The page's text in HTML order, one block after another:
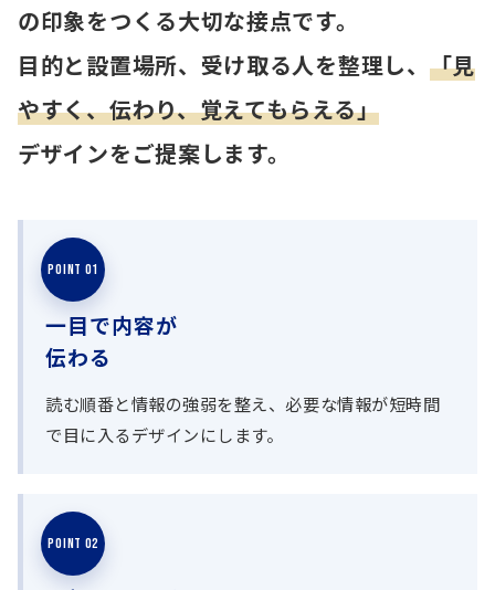
の印象をつくる大切な接点です。
目的と設置場所、受け取る人を整理し、 「見
やすく、伝わり、覚えてもらえる」
デザインをご提案します。
POINT 01
一目で内容が
伝わる
読む順番と情報の強弱を整え、必要な情報が短時間
で目に入るデザインにします。
POINT 02